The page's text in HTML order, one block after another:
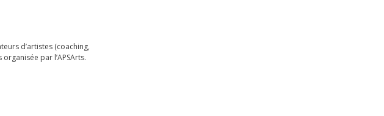
d’artistes (coaching,
par l’APSArts.